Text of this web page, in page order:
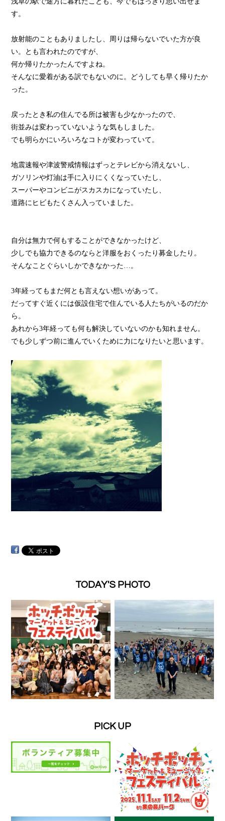
す。
放射能のこともありましたし、周りは帰らないでいた方が良
い。とも言われたのですが、
何か帰りたかったんですよね。
そんなに愛着がある訳でもないのに。どうしても早く帰りたか
った。
戻ったとき私の住んでる所は被害も少なかったので、
街並みは変わっていないような気もしました。
でも明らかにいろいろなコトが変わっていて。
地震速報や津波警戒情報はずっとテレビから消えないし、
ガソリンや灯油は手に入りにくくなっていたし、
スーパーやコンビニがスカスカになっていたし、
道路にヒビもたくさん入っていました。
自分は無力で何もすることができなかったけど、
少しでも協力できるのならと洋服をおくったり募金したり。
そんなことぐらいしかできなかった…。
3年経ってもまだ何とも言えない想いがあって。
だってすぐ近くには仮設住宅で住んでいる人たちがいるのだか
ら。
あれから3年経っても何も解決していないのかも知れません。
でも少しずつ前に進んでいくために力になりたいと思います。
TODAY'S PHOTO
PICK UP